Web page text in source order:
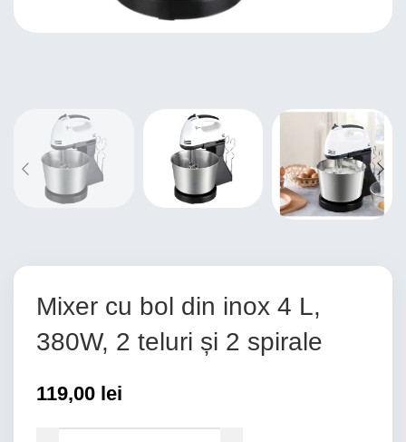
Mixer cu bol din inox 4 L,
380W, 2 teluri și 2 spirale
119,00 lei